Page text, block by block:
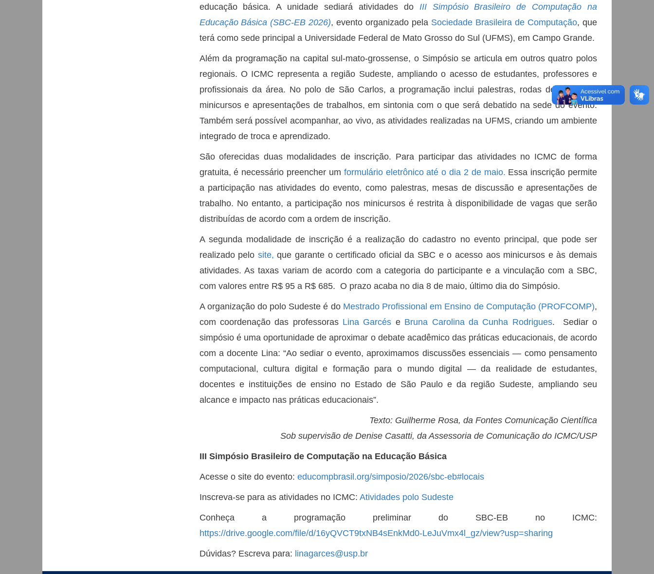
educação básica. A unidade sediará atividades do III Simpósio Brasileiro de Computação na
Educação Básica (SBC-EB 2026), evento organizado pela Sociedade Brasileira de Computação, que
terá como sede principal a Universidade Federal de Mato Grosso do Sul (UFMS), em Campo Grande.
Além da programação na capital sul-mato-grossense, o Simpósio se articula em outros quatro polos
regionais. O ICMC representa a região Sudeste, ampliando o acesso de estudantes, professores e
profissionais da área. No polo de São Carlos, a programação inclui palestras, rodas de conversa,
minicursos e apresentações de trabalhos, em sintonia com o que será debatido na sede do evento.
Também será possível acompanhar, ao vivo, as atividades realizadas na UFMS, criando um ambiente
integrado de troca e aprendizado.
São oferecidas duas modalidades de inscrição. Para participar das atividades no ICMC de forma
gratuita, é necessário preencher um formulário eletrônico até o dia 2 de maio. Essa inscrição permite
a participação nas atividades do evento, como palestras, mesas de discussão e apresentações de
trabalho. No entanto, a participação nos minicursos é restrita à disponibilidade de vagas que serão
distribuídas de acordo com a ordem de inscrição.
A segunda modalidade de inscrição é a realização do cadastro no evento principal, que pode ser
realizado pelo site, que garante o certificado oficial da SBC e o acesso aos minicursos e às demais
atividades. As taxas variam de acordo com a categoria do participante e a vinculação com a SBC,
com valores entre R$ 95 a R$ 685. O prazo acaba no dia 8 de maio, último dia do Simpósio.
A organização do polo Sudeste é do Mestrado Profissional em Ensino de Computação (PROFCOMP),
com coordenação das professoras Lina Garcés e Bruna Carolina da Cunha Rodrigues. Sediar o
simpósio é uma oportunidade de aproximar o debate acadêmico das práticas educacionais, de acordo
com a docente Lina: “Ao sediar o evento, aproximamos discussões essenciais — como pensamento
computacional, cultura digital e formação para o mundo digital — da realidade de estudantes,
docentes e instituições de ensino no Estado de São Paulo e da região Sudeste, ampliando seu
alcance e impacto nas práticas educacionais”.
Texto: Guilherme Rosa, da Fontes Comunicação Científica
Sob supervisão de Denise Casatti, da Assessoria de Comunicação do ICMC/USP
III Simpósio Brasileiro de Computação na Educação Básica
Acesse o site do evento: educompbrasil.org/simposio/2026/sbc-eb#locais
Inscreva-se para as atividades no ICMC: Atividades polo Sudeste
Conheça a programação preliminar do SBC-EB no ICMC:
https://drive.google.com/file/d/16yQVCT9txNB4sEnkMd0-LeJuVmx4l_gz/view?usp=sharing
Dúvidas? Escreva para: linagarces@usp.br